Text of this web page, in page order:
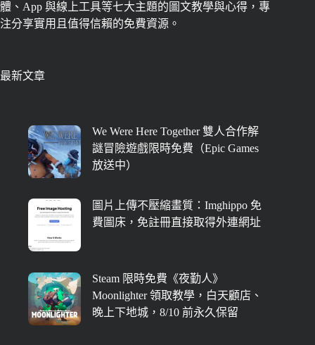
體、App 與線上工具等七大主題的圖文教學與心得，專
注分享實用且值得信賴的免費資源。
最新文章
We Were Here Together 雙人合作解
謎冒險遊戲限時免費（Epic Games
放送中）
圖片上傳不壓縮畫質：Imghippo 免
費圖床，免註冊直接取得外連網址
Steam 限時免費《夜勤人》
Moonlighter 領取教學，白天顧店、
晚上下地城，8/10 前永久保留